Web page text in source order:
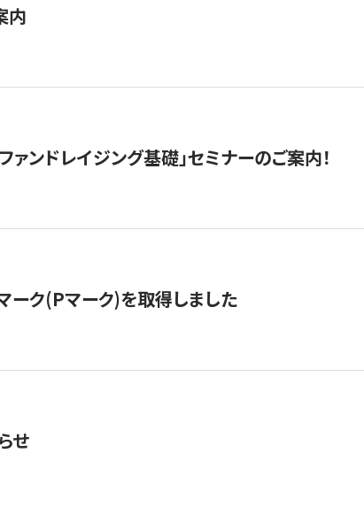
内
ァンドレイジング基礎」セミナーのご案内！
ーク(Pマーク)を取得しました
せ